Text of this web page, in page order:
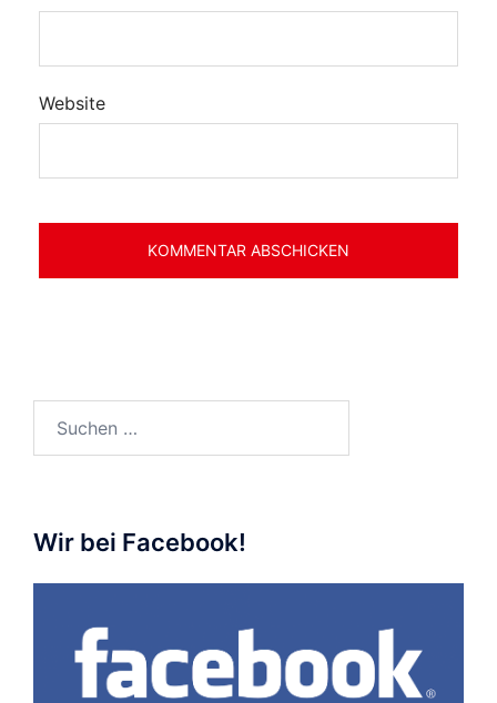
Website
nach:
Wir bei Facebook!